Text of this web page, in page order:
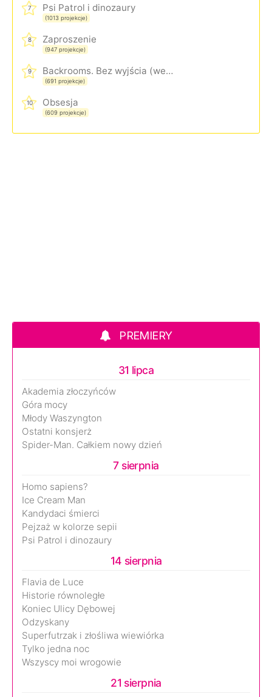
7 Psi Patrol i dinozaury
(1013 projekcje)
8 Zaproszenie
(947 projekcje)
9 Backrooms. Bez wyjścia (wersja rozszerzona)
(691 projekcje)
10 Obsesja
(609 projekcje)
PREMIERY
31 lipca
Akademia złoczyńców
Góra mocy
Młody Waszyngton
Ostatni konsjerż
Spider-Man. Całkiem nowy dzień
7 sierpnia
Homo sapiens?
Ice Cream Man
Kandydaci śmierci
Pejzaż w kolorze sepii
Psi Patrol i dinozaury
14 sierpnia
Flavia de Luce
Historie równoległe
Koniec Ulicy Dębowej
Odzyskany
Superfutrzak i złośliwa wiewiórka
Tylko jedna noc
Wszyscy moi wrogowie
21 sierpnia